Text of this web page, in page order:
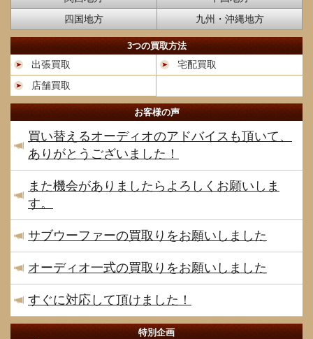
四国地方
九州・沖縄地方
3つの買取方法
出張買取
宅配買取
店舗買取
お客様の声
買い替えるオーディオのアドバイスも頂いて、
ありがとうございました！
また機会がありましたらよろしくお願いしま
す。
サブウーファーの買取りをお願いしました
オーディオ一式の買取りをお願いしました
すぐに対応して頂けました！
特別企画